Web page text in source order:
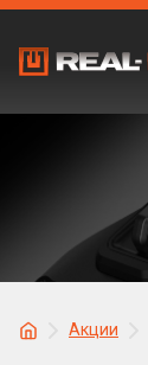
Акции